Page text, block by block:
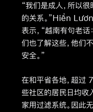
“我们是成人，所以
的关系。”Hiền
表示，“越南有句老话
们也了解这些，他们
安全。”
在和平省各地，超过
些社区的居民日均收
家用过滤系统。因此